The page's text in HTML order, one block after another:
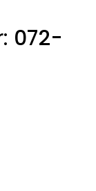
: 072-